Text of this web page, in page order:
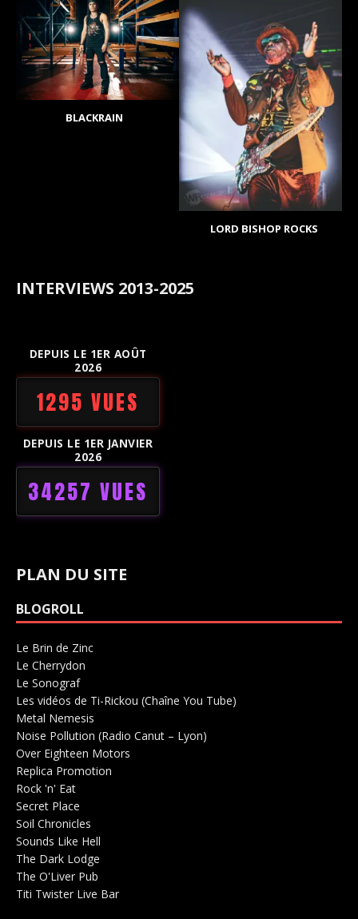
BLACKRAIN
LORD BISHOP ROCKS
INTERVIEWS 2013-2025
DEPUIS LE 1ER AOÛT
2026
1295 VUES
DEPUIS LE 1ER JANVIER
2026
34257 VUES
PLAN DU SITE
BLOGROLL
Le Brin de Zinc
Le Cherrydon
Le SonografSalle de concerts 0
Les vidéos de Ti-Rickou (Chaîne You Tube)
Metal Nemesis
Noise Pollution (Radio Canut – Lyon)
Over Eighteen Motors
Replica Promotion
Rock 'n' Eat
Secret Place
Soil Chronicles
Sounds Like Hell
The Dark Lodge
The O'Liver Pub
Titi Twister Live Bar